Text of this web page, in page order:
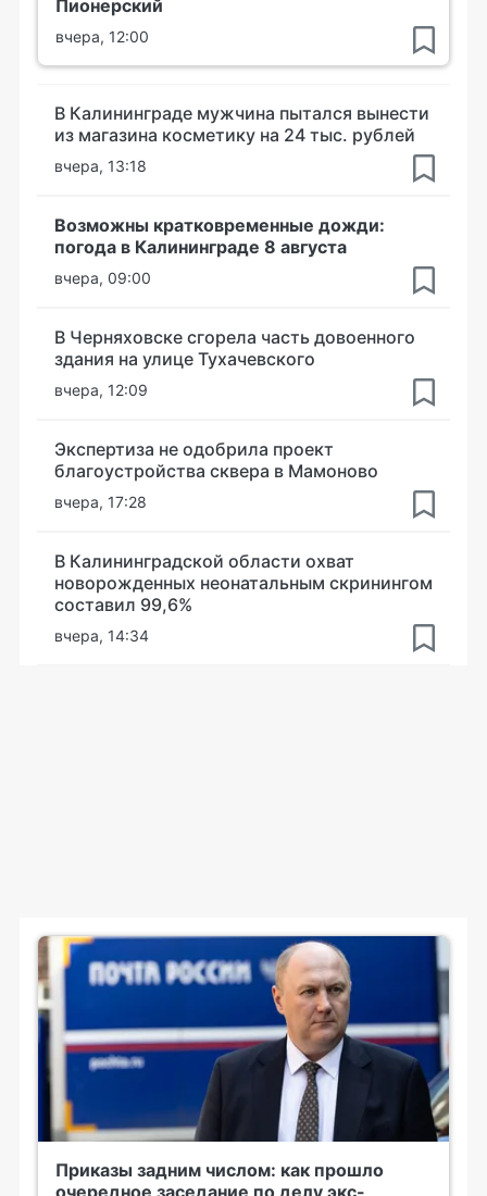
Пионерский
вчера, 12:00
В Калининграде мужчина пытался вынести
из магазина косметику на 24 тыс. рублей
вчера, 13:18
Возможны кратковременные дожди:
погода в Калининграде 8 августа
вчера, 09:00
В Черняховске сгорела часть довоенного
здания на улице Тухачевского
вчера, 12:09
Экспертиза не одобрила проект
благоустройства сквера в Мамоново
вчера, 17:28
В Калининградской области охват
новорожденных неонатальным скринингом
составил 99,6%
вчера, 14:34
Приказы задним числом: как прошло
очередное заседание по делу экс-